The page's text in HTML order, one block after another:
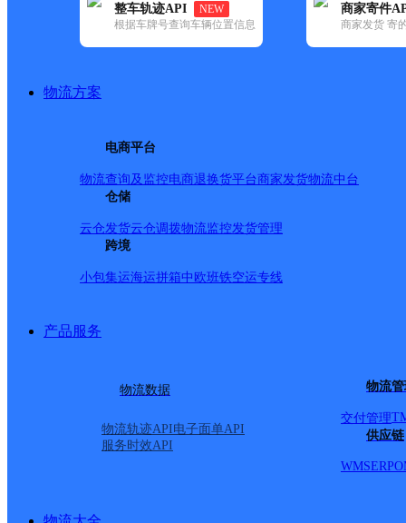
整车轨迹API
NEW
根据车牌号查询车辆位置信息
商家寄件
商家发货 寄
物流方案
电商平台
物流查询及监控电商退换货平台商家发货物流中台
仓储
云仓发货云仓调拨物流监控发货管理
跨境
小包集运海运拼箱中欧班铁空运专线
产品服务
物流数据
物流轨迹API电子面单API
服务时效API
物流
交付管理
供应链
WMSERP
所属快递：天地华宇
所属区域：甘肃省-酒泉市-金塔县
网点地址：甘肃省酒泉市金塔县航天大道76号1-3
网点负责人：